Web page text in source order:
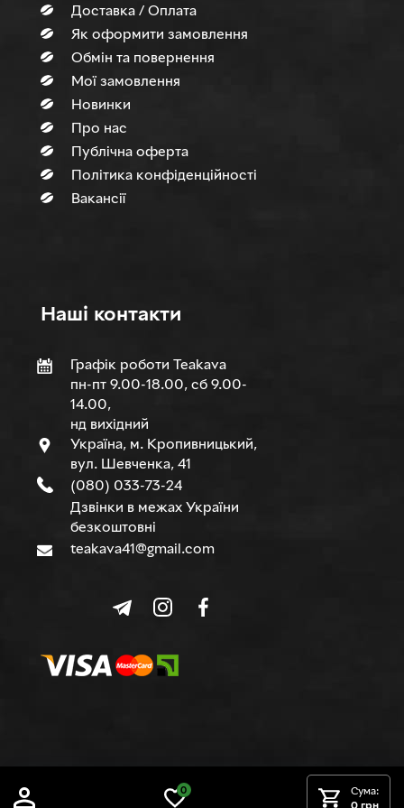
0
Сума:
0 грн
Доставка / Оплата
Як оформити замовлення
Обмін та повернення
Мої замовлення
Новинки
Про нас
Публічна оферта
Політика конфіденційності
Вакансії
Нашi контакти
Графік роботи Teakava
пн-пт 9.00-18.00, сб 9.00-
14.00,
нд вихідний
Україна, м. Кропивницький,
вул. Шевченка, 41
(080) 033-73-24
Дзвінки в межах України
безкоштовні
teakava41@gmail.com
© TEAKAVA, 2015-2026 р.